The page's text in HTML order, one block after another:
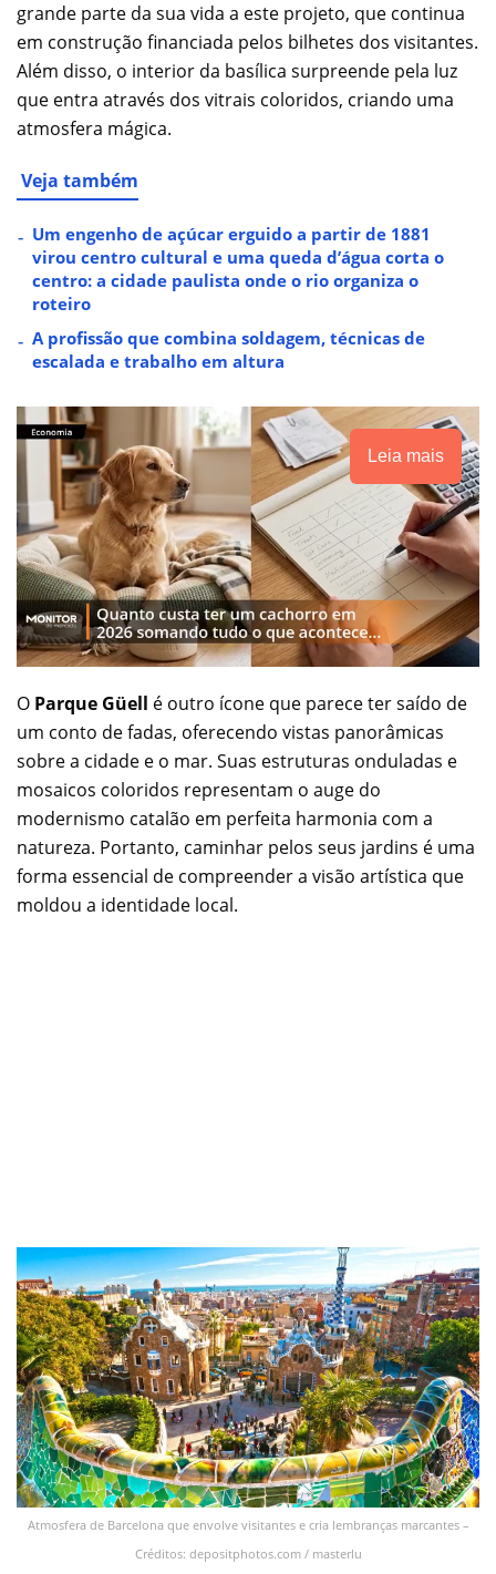
grande parte da sua vida a este projeto, que continua
em construção financiada pelos bilhetes dos visitantes.
Além disso, o interior da basílica surpreende pela luz
que entra através dos vitrais coloridos, criando uma
atmosfera mágica.
Veja também
Um engenho de açúcar erguido a partir de 1881
virou centro cultural e uma queda d’água corta o
centro: a cidade paulista onde o rio organiza o
roteiro
A profissão que combina soldagem, técnicas de
escalada e trabalho em altura
Leia mais
O Parque Güell é outro ícone que parece ter saído de
um conto de fadas, oferecendo vistas panorâmicas
sobre a cidade e o mar. Suas estruturas onduladas e
mosaicos coloridos representam o auge do
modernismo catalão em perfeita harmonia com a
natureza. Portanto, caminhar pelos seus jardins é uma
forma essencial de compreender a visão artística que
moldou a identidade local.
Atmosfera de Barcelona que envolve visitantes e cria lembranças marcantes –
Créditos: depositphotos.com / masterlu